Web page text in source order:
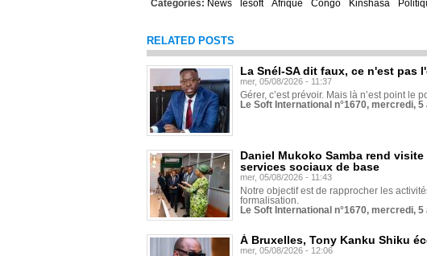
Categories: News lesoft Afrique Congo Kinshasa
RELATED POSTS
La Snél-SA dit faux, ce n'est pas
mer, 05/08/2026 - 11:37
Gérer, c’est prévoir. Mais là n’est point le
Le Soft International n°1670, mercredi,
Daniel Mukoko Samba rend
services sociaux de base
mer, 05/08/2026 - 11:43
Notre objectif est de rapprocher les
formalisation.
Le Soft International n°1670, mercredi,
À Bruxelles, Tony Kanku Shiku
mer, 05/08/2026 - 12:06